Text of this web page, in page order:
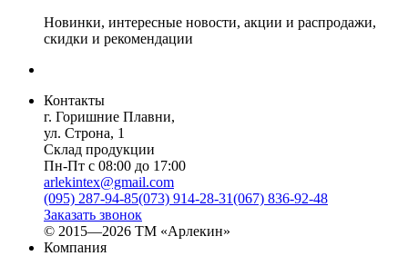
Новинки, интересные новости, акции и распродажи,
скидки и рекомендации
Контакты
г. Горишние Плавни,
ул. Строна, 1
Склад продукции
Пн-Пт с 08:00 до 17:00
arlekintex@gmail.com
(095) 287-94-85(073) 914-28-31(067) 836-92-48
Заказать звонок
© 2015—2026 ТМ «Арлекин»
Компания